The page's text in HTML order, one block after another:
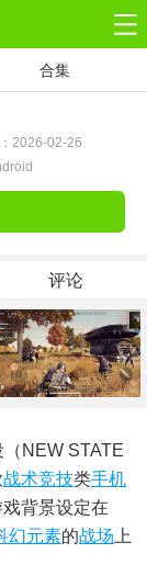
合集
2026-02-26
评论
（NEW STATE
战术竞技类手机
背景设定在
幻元素的战场 上